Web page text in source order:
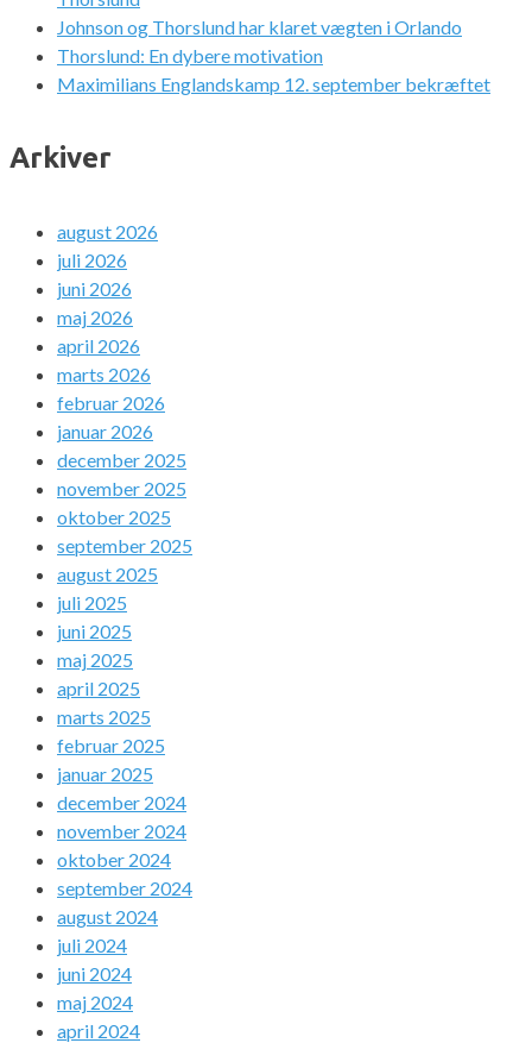
Johnson og Thorslund har klaret vægten i Orlando
Thorslund: En dybere motivation
Maximilians Englandskamp 12. september bekræftet
Arkiver
august 2026
juli 2026
juni 2026
maj 2026
april 2026
marts 2026
februar 2026
januar 2026
december 2025
november 2025
oktober 2025
september 2025
august 2025
juli 2025
juni 2025
maj 2025
april 2025
marts 2025
februar 2025
januar 2025
december 2024
november 2024
oktober 2024
september 2024
august 2024
juli 2024
juni 2024
maj 2024
april 2024